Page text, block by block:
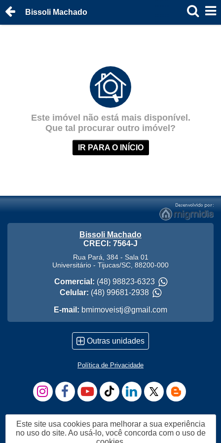
Bissoli Machado
Este imóvel não está mais disponível.
Que tal procurar outro imóvel?
IR PARA O INÍCIO
Bissoli Machado
CRECI: 7564-J
Rua Pará, 384 - Sala 01
Universitário - Tijucas/SC 88200-000
Comercial: (48) 98823-6323
Celular: (48) 99681-2938
E-mail: bmimoveistj@gmail.com
Outras unidades
Política de Privacidade
Este site usa cookies para melhorar a sua experiência
no uso do site. Ao usá-lo, você concorda com o uso de